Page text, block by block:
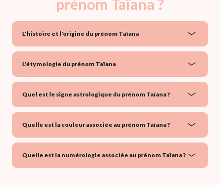
prénom Taïana ?
L'histoire et l'origine du prénom Taïana
L'étymologie du prénom Taïana
Quel est le signe astrologique du prénom Taïana ?
Quelle est la couleur associée au prénom Taïana ?
Quelle est la numérologie associée au prénom Taïana ?